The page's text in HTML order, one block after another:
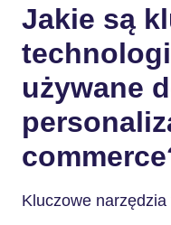
Jakie są
używane
Kluczowe narzędzia